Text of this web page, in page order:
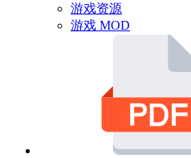
游戏资源
游戏 MOD